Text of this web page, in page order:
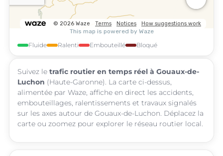
Fluide Ralenti Embouteillé Bloqué
Suivez le trafic routier en temps réel à Gouaux-de-
Luchon (Haute-Garonne). La carte ci-dessus,
alimentée par Waze, affiche en direct les accidents,
embouteillages, ralentissements et travaux signalés
sur les axes autour de Gouaux-de-Luchon. Déplacez la
carte ou zoomez pour explorer le réseau routier local.